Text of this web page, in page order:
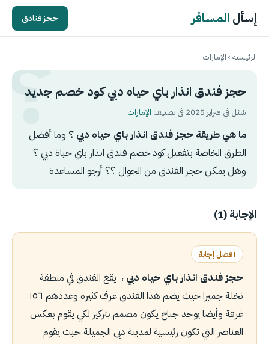
إسأل المسافر حجز فنادق
الرئيسية›الإمارات
حجز فندق انذار باي حياه دبي كود خصم جديد
سُئل في فبراير 2025 في تصنيف الإمارات
ما هي طريقة حجز فندق انذار باي حياه دبي ؟ وما أفضل
الطرق الخاصة بتفعيل كود خصم فندق انذار باي حياة دبي ؟
وهل يمكن حجز الفندق من الجوال ؟؟ أرجو المساعدة
الإجابة (1)
أفضل إجابة
حجز فندق انذار باي حياه دبي ، يقع الفندق في منطقة
نخلة جميرا حيث يضم هذا الفندق غرف كثيرة وعددهم ١٥٦
غرفة وأيضا يوجد جناح يكون مصمم بتركيز لكي يقوم بعكس
العناصر التي تكون رئيسية لمدينة دبي الجميلة حيث يقوم